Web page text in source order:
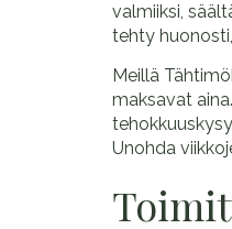
valmiiksi,
tehty
Meillä
maksavat
Unohda